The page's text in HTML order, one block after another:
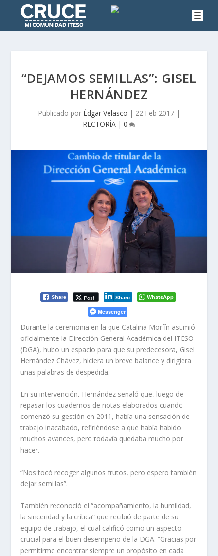
“DEJAMOS SEMILLAS”: GISEL
HERNÁNDEZ
Publicado por Édgar Velasco | 22 Feb 2017 |
RECTORÍA | 0
Share Post Share
WhatsApp
Messenger
Durante la ceremonia en la que Catalina Morfín asumió
oficialmente la Dirección General Académica del ITESO
(DGA), hubo un espacio para que su predecesora, Gisel
Hernández Chávez, hiciera un breve balance y dirigiera
unas palabras de despedida.
En su intervención, Hernández señaló que, luego de
repasar los cuadernos de notas elaborados cuando
comenzó su gestión en 2011, había una sensación de
trabajo inacabado, refiriéndose a que había habido
muchos avances, pero todavía quedaba mucho por
hacer.
“Nos tocó recoger algunos frutos, pero espero también
dejar semillas”.
También reconoció el “acompañamiento, la humildad,
la sinceridad y la crítica” que recibió de parte de su
equipo de trabajo, el cual calificó como un aspecto
crucial para el buen desempeño de la DGA. “Gracias por
permitirme encontrar siempre un propósito en cada